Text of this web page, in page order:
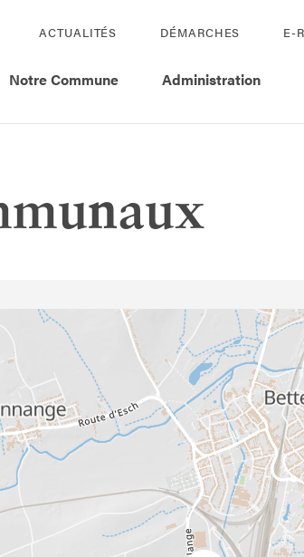
ACTUALITÉS DÉMARCHES E-
Notre Commune Administration